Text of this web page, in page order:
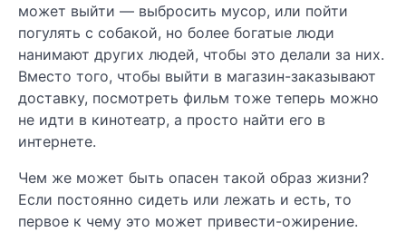
может выйти — выбросить мусор, или пойти
погулять с собакой, но более богатые люди
нанимают других людей, чтобы это делали за них.
Вместо того, чтобы выйти в магазин-заказывают
доставку, посмотреть фильм тоже теперь можно
не идти в кинотеатр, а просто найти его в
интернете.
Чем же может быть опасен такой образ жизни?
Если постоянно сидеть или лежать и есть, то
первое к чему это может привести-ожирение.